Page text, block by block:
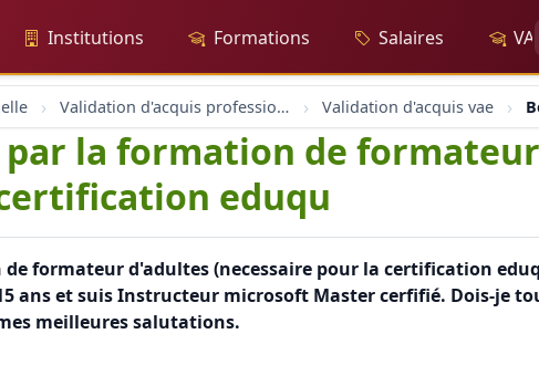
Institutions Formations Salaires VAE
Validation d'acquis professionnel Validation d'acquis vae
la formation de
eduqu
formateur d'adultes (necessaire pour la certification
ans et suis Instructeur microsoft Master cerfifié. Dois-je
meilleures salutations.